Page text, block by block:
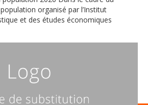
organisé par l’Institut
et des études économiques